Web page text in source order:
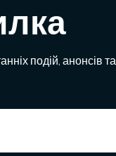
подій, анонсів та